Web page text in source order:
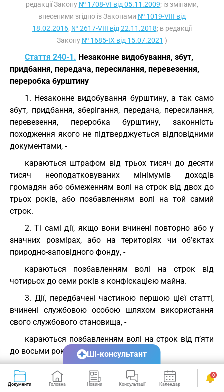
редакції Закону № 1708-VI від 05.11.2009; із змінами,
внесеними згідно із Законами № 1019-VIII від
18.02.2016, № 2617-VIII від 22.11.2018; в редакції
Закону № 1685-IX від 15.07.2021 )
Стаття 240-1. Незаконне видобування, збут,
придбання, передача, пересилання, перевезення,
переробка бурштину
1. Незаконне видобування бурштину, а так само
збут, придбання, зберігання, передача, пересилання,
перевезення, переробка бурштину, законність
походження якого не підтверджується відповідними
документами, -
караються штрафом від трьох тисяч до десяти
тисяч неоподатковуваних мінімумів доходів
громадян або обмеженням волі на строк від двох до
трьох років, або позбавленням волі на той самий
строк.
2. Ті самі дії, якщо вони вчинені повторно або у
значних розмірах, або на територіях чи об’єктах
природно-заповідного фонду, -
караються позбавленням волі на строк від
чотирьох до семи років з конфіскацією майна.
3. Дії, передбачені частиною першою цієї статті,
вчинені службовою особою шляхом використання
свого службового становища, -
караються позбавленням волі на строк від п’яти
до восьми років з конфіскацією майна.
Примітка. Під значним розміром у цій статті слід
розуміти вартість бурштину, що у сто і більше разів
Документи Головна Новини Консультації Календар Сервіси
0
ШІ-консультант